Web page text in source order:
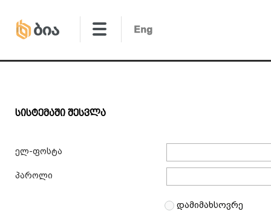
Სისტემაში Შესვლა
ელ-ფოსტა
პაროლი
დამიმახსოვრე